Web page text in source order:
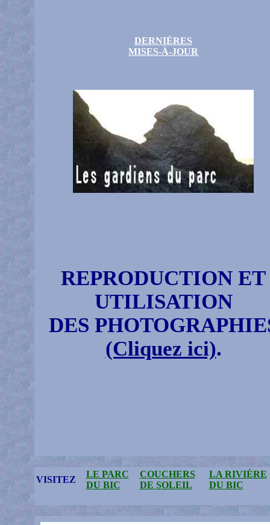
DERNIÈRES
MISES-À-JOUR
REPRODUCTION ET
UTILISATION
DES
(Cliquez ici).
VISITEZ
LE PARC
DU BIC
COUCHERS
DE SOLEIL
LA RIVIÈRE
DU BIC